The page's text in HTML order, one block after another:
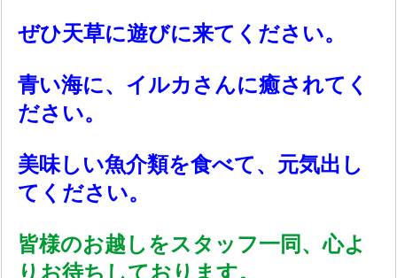
ぜひ天草に遊びに来てください。
青い海に、イルカさんに癒されてく
ださい。
美味しい魚介類を食べて、元気出し
てください。
皆様のお越しをスタッフ一同、心よ
りお待ちしております。